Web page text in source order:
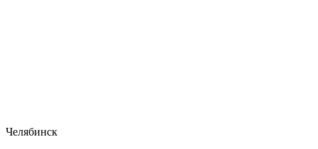
Челябинск